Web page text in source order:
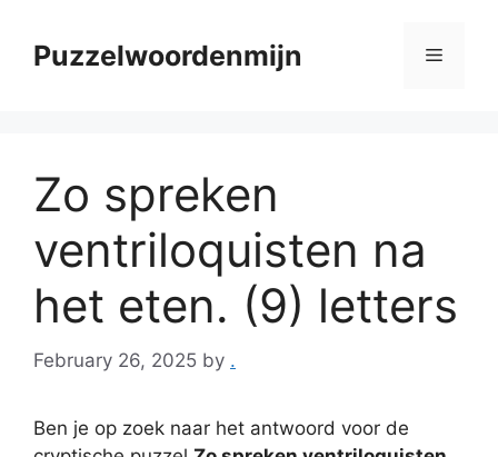
contentPuzzelwoordenmijn Menu
Zo spreken
ventriloquisten na
het eten. (9) letters
February 26, 2025 by .
Ben je op zoek naar het antwoord voor de